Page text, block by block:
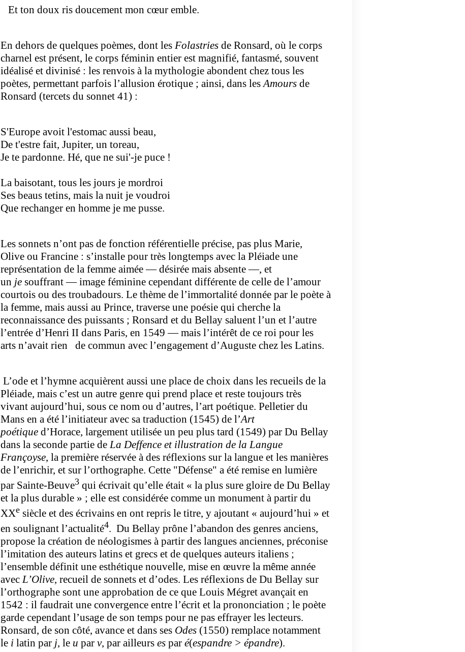
Et ton doux ris doucement mon cœur emble.
En dehors de quelques poèmes, dont les Folastries de Ronsard, où le corps
charnel est présent, le corps féminin entier est magnifié, fantasmé, souvent
idéalisé et divinisé : les renvois à la mythologie abondent chez tous les
poètes, permettant parfois l’allusion érotique ; ainsi, dans lesAmours de
Ronsard (tercets du sonnet 41) :
S'Europe avoit l'estomac aussi beau,
De t'estre fait, Jupiter, un toreau,
Je te pardonne. Hé, que ne sui'-je puce !
La baisotant, tous les jours je mordroi
Ses beaus tetins, mais la nuit je voudroi
Que rechanger en homme je me pusse.
Les sonnets n’ont pas de fonction référentielle précise, pas plus Marie,
Olive ou Francine : s’installe pour très longtemps avec la Pléiade une
représentation de la femme aimée — désirée mais absente —, et
un je souffrant — image féminine cependant différente de celle de l’amour
courtois ou des troubadours. Le thème de l’immortalité donnée par le poète à
la femme, mais aussi au Prince, traverse une poésie qui cherche la
reconnaissance des puissants ; Ronsard et du Bellay saluent l’un et l’autre
l’entrée d’Henri II dans Paris, en 1549 — mais l’intérêt de ce roi pour les
arts n’avait rien de commun avec l’engagement d’Auguste chez les Latins.
L’ode et l’hymne acquièrent aussi une place de choix dans les recueils de la
Pléiade, mais c’est un autre genre qui prend place et reste toujours très
vivant aujourd’hui, sous ce nom ou d’autres, l’art poétique. Pelletier du
Mans en a été l’initiateur avec sa traduction (1545) de l’Art
poétique d’Horace, largement utilisée un peu plus tard (1549) par Du Bellay
dans la seconde partie deLa Deffence et illustration de la Langue
Françoyse, la première réservée à des réflexions sur la langue et les manières
de l’enrichir, et sur l’orthographe. Cette "Défense" a été remise en lumière
par Sainte-Beuve3 qui écrivait qu’elle était « la plus sure gloire de Du Bellay
et la plus durable » ; elle est considérée comme un monument à partir du
XXe siècle et des écrivains en ont repris le titre, y ajoutant « aujourd’hui » et
en soulignant l’actualité4. Du Bellay prône l’abandon des genres anciens,
propose la création de néologismes à partir des langues anciennes, préconise
l’imitation des auteurs latins et grecs et de quelques auteurs italiens ;
l’ensemble définit une esthétique nouvelle, mise en œuvre la même année
avecL’Olive, recueil de sonnets et d’odes. Les réflexions de Du Bellay sur
l’orthographe sont une approbation de ce que Louis Mégret avançait en
1542 : il faudrait une convergence entre l’écrit et la prononciation ; le poète
garde cependant l’usage de son temps pour ne pas effrayer les lecteurs.
Ronsard, de son côté, avance et dans ses Odes (1550) remplace notamment
le i latin par j, le u par v, par ailleurs es par é(espandre > épandre).